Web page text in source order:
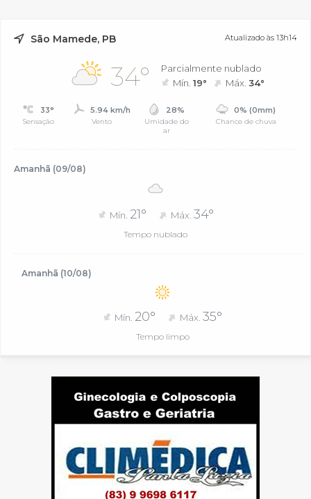
São Mamede, PB Atualizado às 13h14
34°
Parcialmente nublado
Mín.19° Máx.34°
33°
Sensação
5.94 km/h
Vento
28%
Umidade do
ar
0% (0mm)
Chance de chuva
Amanhã (09/08)
Mín. 21° Máx. 34°
Tempo nublado
Amanhã (10/08)
Mín. 20° Máx.35°
Tempo limpo